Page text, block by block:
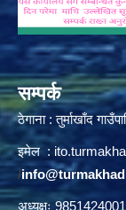
सम्पर्क
ठेगाना : तुर्माखाँद
इमेल :
/
अध्यक्षः 9851424001